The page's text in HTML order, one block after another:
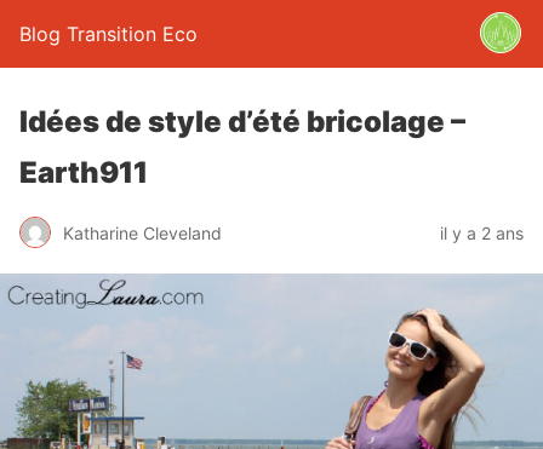
Blog Transition Eco
Idées de style d’été bricolage –
Earth911
Katharine Cleveland il y a 2 ans